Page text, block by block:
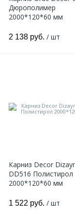
Дюрополимер
2000*120*60 мм
2 138 руб. / шт
Карниз Decor
DD516 Полистирол
2000*120*60 мм
1 522 руб. / шт